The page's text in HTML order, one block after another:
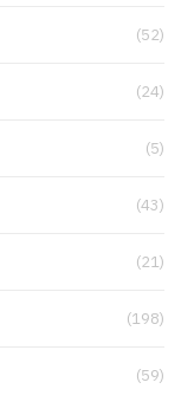
(52)
(24)
(5)
(43)
(21)
(198)
(59)